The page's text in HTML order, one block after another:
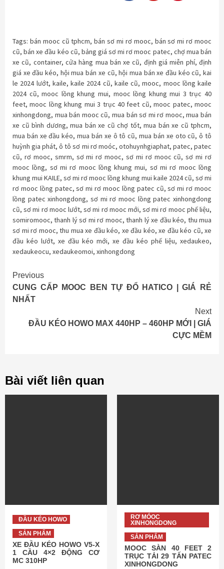
Tags: bán mooc cũ tphcm,bán sơ mi rơ mooc, bán sơ mi rơ mooc
cũ,bán xe đầu kéo cũ, bảng giá sơ mi rơ mooc patec, chợ mua bán
xe cũ, container, cửa hàng mua bán xe cũ, định giá miễn phí,định
giá xe đầu kéo, hội mua bán xe cũ,hội mua bán xe đầu kéo cũ, kai
le 2024 lướt, kaile, kaile 2024 cũ, kaile cũ,mooc, mooc lồng kaile
2024 cũ,mooc lồng khung mui, mooc lồng khung mui 3 trục 40
feet,mooc lồng khung mui 3 trục 40 feet cũ,mooc patec,mooc
xinhongdong, mua bán mooc cũ, mua bán sơ mi rơ mooc,mua bán
xe cũ bình dương, mua bán xe cũ chợ tốt, mua bán xe cũ tphcm,
mua bán xe đầu kéo,mua bán xe ô tô cũ,mua bán xe oto cũ,ô tô
huỳnh gia phát,ô tô sơ mi rơ moóc, otohuynhgiaphat, patec,patec
cũ, rơ mooc, smrm, sơ mi rơ mooc, sơ mi rơ mooc cũ,sơ mi rơ
mooc lồng, sơ mi rơ mooc lồng khung mui, sơ mi rơ mooc lồng
khung mui KAILE, sơ mi rơ mooc lồng khung mui kaile 2024 cũ, sơ mi
rơ mooc lồng patec,sơ mi rơ mooc lồng patec cũ,sơ mi rơ mooc
lồng patec xinhongdong,sơ mi rơ mooc lồng patec xinhongdong
cũ,sơ mi rơ mooc lướt,sơ mi rơ mooc mới,sơ mi rơ mooc phế liệu,
somiromooc,thanh lý sơ mi rơ mooc,thanh lý xe đầu kéo, thu mua
sơ mi rơ mooc, thu mua xe đầu kéo, xe đầu kéo, xe đầu kéo cũ, xe
đầu kéo lướt, xe đầu kéo mới, xe đầu kéo phế liệu, xedaukeo,
xedaukeocu, xedaukeomoi, xinhongdong
Continue
Reading
Previous
CUNG CẤP MOOC BEN TỰ ĐỔ HATICO | GIÁ RẺ
NHẤT
Next
ĐẦU KÉO HOWO MAX 440HP – 460HP MỚI | GIÁ
CỰC MỀM
Bài viết liên quan
ĐẦU KÉO HOWO
SẢN PHẨM
XE ĐẦU KÉO HOWO V5-X
1 CẦU 4×2 ĐỘNG CƠ
MC 310HP
RƠ MÓOC
XINHONGDONG
SẢN PHẨM
MOOC SÀN 40 FEET 2
TRỤC TẢI 29 TẤN PATEC
XINHONGDONG